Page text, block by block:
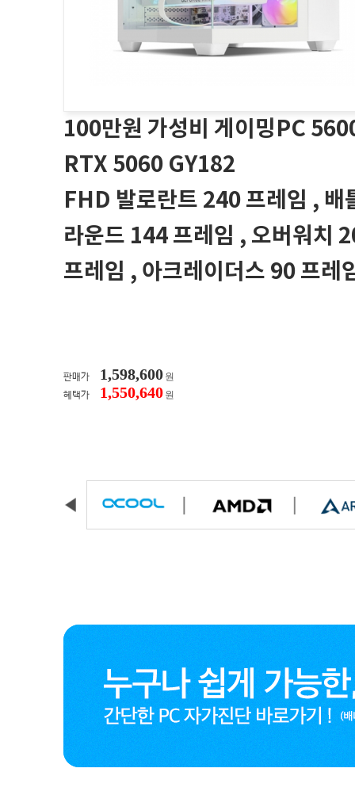
100만원 가성비 게이밍PC
RTX 5060 GY182
FHD 발로란트 240 프레임 , 배
라운드 144 프레임 , 오버워치
프레임 , 아크레이더스 90 프레
판매가 1,598,600 원
혜택가
1,550,640 원